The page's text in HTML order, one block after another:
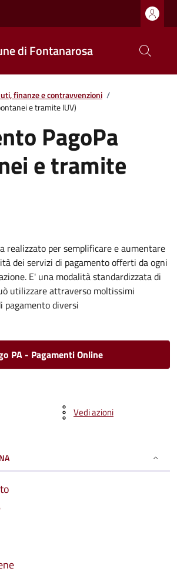
di Fontanarosa
finanze e contravvenzioni /
e tramite IUV)
PagoPa
e tramite
realizzato per semplificare e aumentare
dei servizi di pagamento offerti da ogni
E' una modalità standardizzata di
utilizzare attraverso moltissimi
diversi
PA - Pagamenti Online
Vedi azioni